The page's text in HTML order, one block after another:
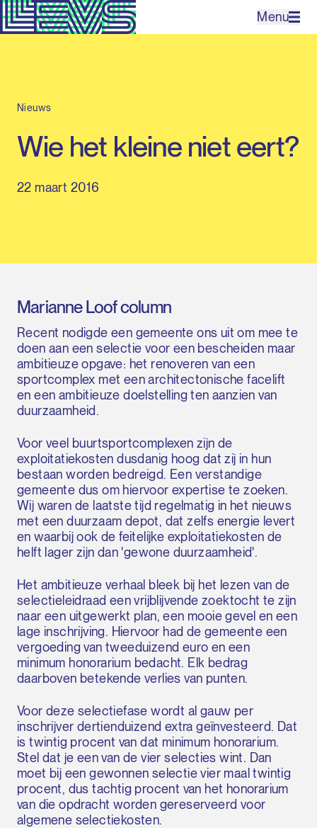
Menu
Expertises
EN
Nieuws
Wie het kleine niet eert?
22 maart 2016
Marianne Loof column
Recent nodigde een gemeente ons uit om mee te
doen aan een selectie voor een bescheiden maar
ambitieuze opgave: het renoveren van een
sportcomplex met een architectonische facelift
en een ambitieuze doelstelling ten aanzien van
duurzaamheid.
Voor veel buurtsportcomplexen zijn de
exploitatiekosten dusdanig hoog dat zij in hun
bestaan worden bedreigd. Een verstandige
gemeente dus om hiervoor expertise te zoeken.
Wij waren de laatste tijd regelmatig in het nieuws
met een duurzaam depot, dat zelfs energie levert
en waarbij ook de feitelijke exploitatiekosten de
helft lager zijn dan 'gewone duurzaamheid'.
Het ambitieuze verhaal bleek bij het lezen van de
selectieleidraad een vrijblijvende zoektocht te zijn
naar een uitgewerkt plan, een mooie gevel en een
lage inschrijving. Hiervoor had de gemeente een
vergoeding van tweeduizend euro en een
minimum honorarium bedacht. Elk bedrag
daarboven betekende verlies van punten.
Voor deze selectiefase wordt al gauw per
inschrijver dertienduizend extra geïnvesteerd. Dat
is twintig procent van dat minimum honorarium.
Stel dat je een van de vier selecties wint. Dan
moet bij een gewonnen selectie vier maal twintig
procent, dus tachtig procent van het honorarium
van die opdracht worden gereserveerd voor
algemene selectiekosten.